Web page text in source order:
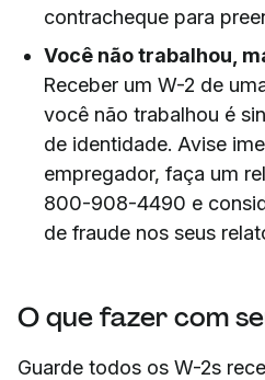
contracheque para
Você não trabalhou,
Receber um W-2 de
você não trabalhou é
de identidade. Avise
empregador, faça um
800-908-4490 e
de fraude nos seus
O que fazer com
Guarde todos os W-2s